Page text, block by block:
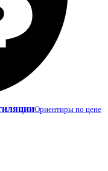
Ориентиры по цене